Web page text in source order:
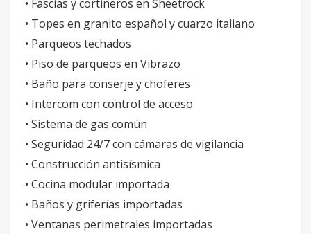
• Fascias y cortineros en Sheetrock
• Topes en granito español y cuarzo italiano
• Parqueos techados
• Piso de parqueos en Vibrazo
• Baño para conserje y choferes
• Intercom con control de acceso
• Sistema de gas común
• Seguridad 24/7 con cámaras de vigilancia
• Construcción antisísmica
• Cocina modular importada
• Baños y griferías importadas
• Ventanas perimetrales importadas